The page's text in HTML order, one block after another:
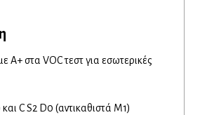
A+ στα VOC τεστ για εσωτερικές
C S2 D0 (αντικαθιστά M1)